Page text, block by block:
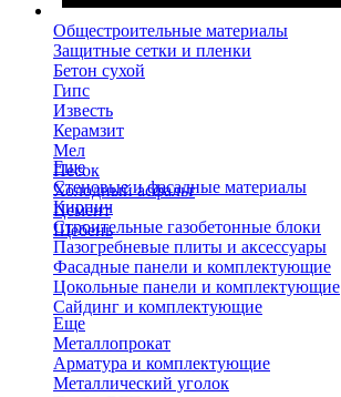
Общестроительные материалы
Защитные сетки и пленки
Бетон сухой
Гипс
Известь
Керамзит
Мел
Песок
Холодный асфальт
Цемент
Щебень
Еще
Стеновые и фасадные материалы
Кирпич
Строительные газобетонные блоки
Пазогребневые плиты и аксессуары
Фасадные панели и комплектующие
Цокольные панели и комплектующие
Сайдинг и комплектующие
Еще
Металлопрокат
Арматура и комплектующие
Металлический уголок